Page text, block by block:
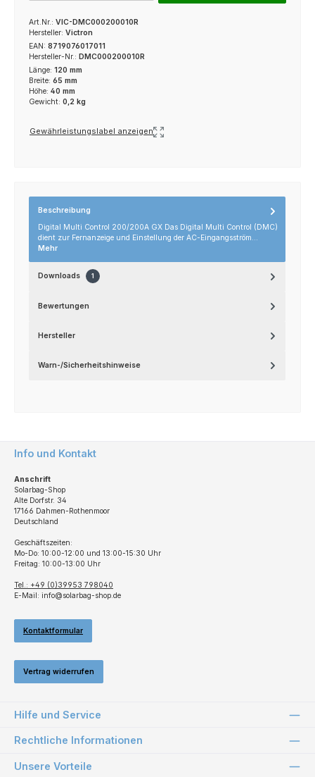
Art.Nr.: VIC-DMC000200010R
Hersteller: Victron
EAN: 8719076017011
Hersteller-Nr.: DMC000200010R
Länge: 120 mm
Breite: 65 mm
Höhe: 40 mm
Gewicht: 0,2 kg
Gewährleistungslabel anzeigen
Beschreibung
Digital Multi Control 200/200A GX Das Digital Multi Control (DMC)
dient zur Fernanzeige und Einstellung der AC-Eingangsström…
Mehr
Downloads 1
Bewertungen
Hersteller
Warn-/Sicherheitshinweise
Info und Kontakt
Anschrift
Solarbag-Shop
Alte Dorfstr. 34
17166 Dahmen-Rothenmoor
Deutschland
Geschäftszeiten:
Mo-Do: 10:00-12:00 und 13:00-15:30 Uhr
Freitag: 10:00-13:00 Uhr
Tel.: +49 (0)39953 798040
E-Mail: info@solarbag-shop.de
Kontaktformular
Vertrag widerrufen
Hilfe und Service
Rechtliche Informationen
Unsere Vorteile